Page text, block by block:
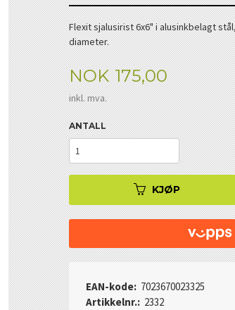
Flexit sjalusirist 6x6" i alusinkbelagt
diameter.
Pris
NOK 175,00
inkl. mva.
ANTALL
KJØP
EAN-kode: 7023670023325
Artikkelnr.: 2332